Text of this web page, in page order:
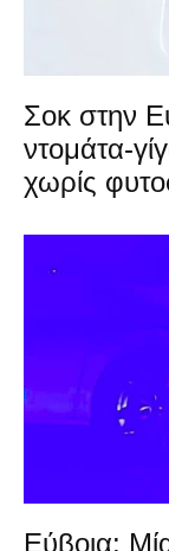
Σοκ στην
ντομάτα-
χωρίς
Εύβοια: